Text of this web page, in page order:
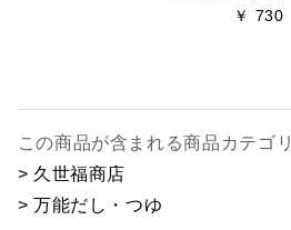
￥ 730
この商品が含まれる商品カテゴリ
> 久世福商店
> 万能だし・つゆ